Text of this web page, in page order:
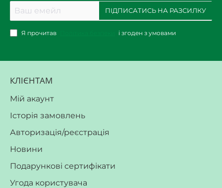
емейл
ПІДПИСАТИСЬ НА РАЗСИЛКУ
Я прочитав і згоден з умовами
КЛІЄНТАМ
Мій акаунт
Історія замовлень
Авторизація/реєстрація
Новини
Подарункові сертифікати
Угода користувача